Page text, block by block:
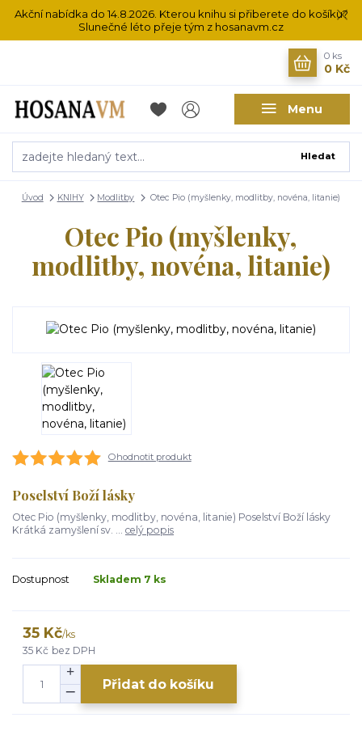
Akční nabídka do 14.8.2026. Kterou knihu si přiberete do košíku?
Slunečné léto přeje tým z hosanavm.cz
Menu
Hledat
0 ks
0 Kč
Úvod KNIHY Modlitby Otec Pio (myšlenky, modlitby, novéna, litanie)
Otec Pio (myšlenky,
modlitby, novéna, litanie)
Ohodnotit produkt
Poselství Boží lásky
Otec Pio (myšlenky, modlitby, novéna, litanie) Poselství Boží lásky
Krátká zamyšlení sv. ... celý popis
Dostupnost Skladem 7 ks
35 Kč/ks
35 Kč bez DPH
Přidat do košíku